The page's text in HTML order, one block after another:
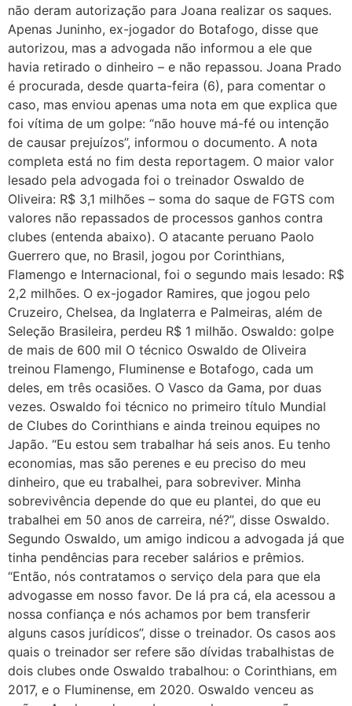
não deram autorização para Joana realizar os saques.
Apenas Juninho, ex-jogador do Botafogo, disse que
autorizou, mas a advogada não informou a ele que
havia retirado o dinheiro – e não repassou. Joana Prado
é procurada, desde quarta-feira (6), para comentar o
caso, mas enviou apenas uma nota em que explica que
foi vítima de um golpe: “não houve má-fé ou intenção
de causar prejuízos”, informou o documento. A nota
completa está no fim desta reportagem. O maior valor
lesado pela advogada foi o treinador Oswaldo de
Oliveira: R$ 3,1 milhões – soma do saque de FGTS com
valores não repassados de processos ganhos contra
clubes (entenda abaixo). O atacante peruano Paolo
Guerrero que, no Brasil, jogou por Corinthians,
Flamengo e Internacional, foi o segundo mais lesado: R$
2,2 milhões. O ex-jogador Ramires, que jogou pelo
Cruzeiro, Chelsea, da Inglaterra e Palmeiras, além de
Seleção Brasileira, perdeu R$ 1 milhão. Oswaldo: golpe
de mais de 600 mil O técnico Oswaldo de Oliveira
treinou Flamengo, Fluminense e Botafogo, cada um
deles, em três ocasiões. O Vasco da Gama, por duas
vezes. Oswaldo foi técnico no primeiro título Mundial
de Clubes do Corinthians e ainda treinou equipes no
Japão. “Eu estou sem trabalhar há seis anos. Eu tenho
economias, mas são perenes e eu preciso do meu
dinheiro, que eu trabalhei, para sobreviver. Minha
sobrevivência depende do que eu plantei, do que eu
trabalhei em 50 anos de carreira, né?”, disse Oswaldo.
Segundo Oswaldo, um amigo indicou a advogada já que
tinha pendências para receber salários e prêmios.
“Então, nós contratamos o serviço dela para que ela
advogasse em nosso favor. De lá pra cá, ela acessou a
nossa confiança e nós achamos por bem transferir
alguns casos jurídicos”, disse o treinador. Os casos aos
quais o treinador ser refere são dívidas trabalhistas de
dois clubes onde Oswaldo trabalhou: o Corinthians, em
2017, e o Fluminense, em 2020. Oswaldo venceu as